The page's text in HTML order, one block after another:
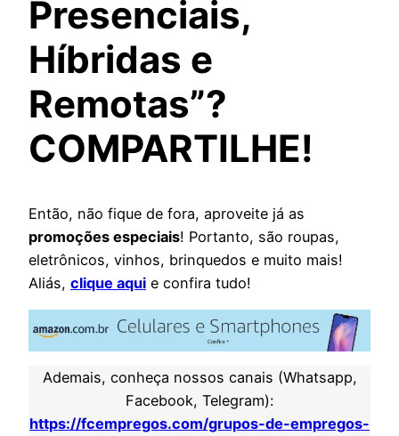
Presenciais,
Híbridas e
Remotas”?
COMPARTILHE!
Então, não fique de fora, aproveite já as
promoções especiais! Portanto, são roupas,
eletrônicos, vinhos, brinquedos e muito mais!
Aliás, clique aqui e confira tudo!
Ademais, conheça nossos canais (Whatsapp,
Facebook, Telegram):
https://fcempregos.com/grupos-de-empregos-